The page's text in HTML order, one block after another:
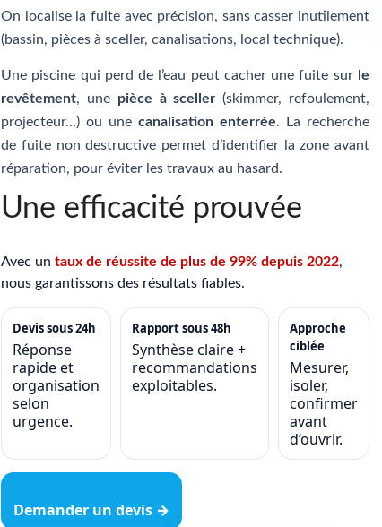
On localise la fuite avec précision, sans casser inutilement
(bassin, pièces à sceller, canalisations, local technique).
Une piscine qui perd de l’eau peut cacher une fuite sur le
revêtement, une pièce à sceller (skimmer, refoulement,
projecteur…) ou une canalisation enterrée. La recherche
de fuite non destructive permet d’identifier la zone avant
réparation, pour éviter les travaux au hasard.
Une efficacité prouvée
Avec un taux de réussite de plus de 99% depuis 2022,
nous garantissons des résultats fiables.
Devis sous 24h
Réponse
rapide et
organisation
selon
urgence.
Rapport sous 48h
Synthèse claire +
recommandations
exploitables.
Approche
ciblée
Mesurer,
isoler,
confirmer
avant
d’ouvrir.
Demander un devis →